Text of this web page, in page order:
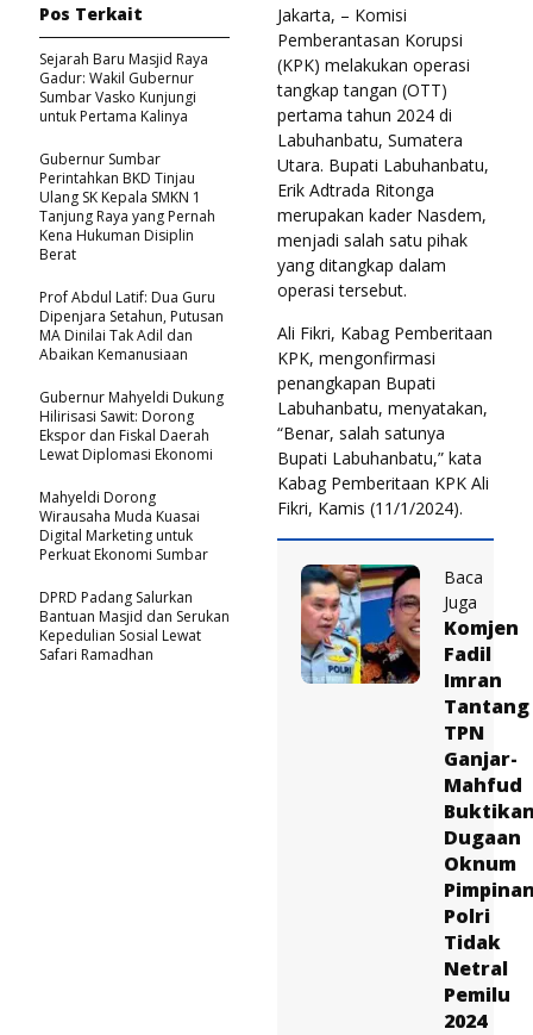
Jakarta, – Komisi
Pemberantasan Korupsi
(KPK) melakukan operasi
tangkap tangan (OTT)
pertama tahun 2024 di
Labuhanbatu, Sumatera
Utara. Bupati Labuhanbatu,
Erik Adtrada Ritonga
merupakan kader Nasdem,
menjadi salah satu pihak
yang ditangkap dalam
operasi tersebut.
Ali Fikri, Kabag Pemberitaan
KPK, mengonfirmasi
penangkapan Bupati
Labuhanbatu, menyatakan,
“Benar, salah satunya
Bupati Labuhanbatu,” kata
Kabag Pemberitaan KPK Ali
Fikri, Kamis (11/1/2024).
Baca
Juga
Komjen
Fadil
Imran
Tantang
TPN
Ganjar-
Mahfud
Dugaan
Oknum
Polri
Tidak
Netral
Pemilu
2024
Pos Terkait
Sejarah Baru Masjid Raya
Gadur: Wakil Gubernur
Sumbar Vasko Kunjungi
untuk Pertama Kalinya
Gubernur Sumbar
Perintahkan BKD Tinjau
Ulang SK Kepala SMKN 1
Tanjung Raya yang Pernah
Kena Hukuman Disiplin
Berat
Prof Abdul Latif: Dua Guru
Dipenjara Setahun, Putusan
MA Dinilai Tak Adil dan
Abaikan Kemanusiaan
Gubernur Mahyeldi Dukung
Hilirisasi Sawit: Dorong
Ekspor dan Fiskal Daerah
Lewat Diplomasi Ekonomi
Mahyeldi Dorong
Wirausaha Muda Kuasai
Digital Marketing untuk
Perkuat Ekonomi Sumbar
DPRD Padang Salurkan
Bantuan Masjid dan Serukan
Kepedulian Sosial Lewat
Safari Ramadhan